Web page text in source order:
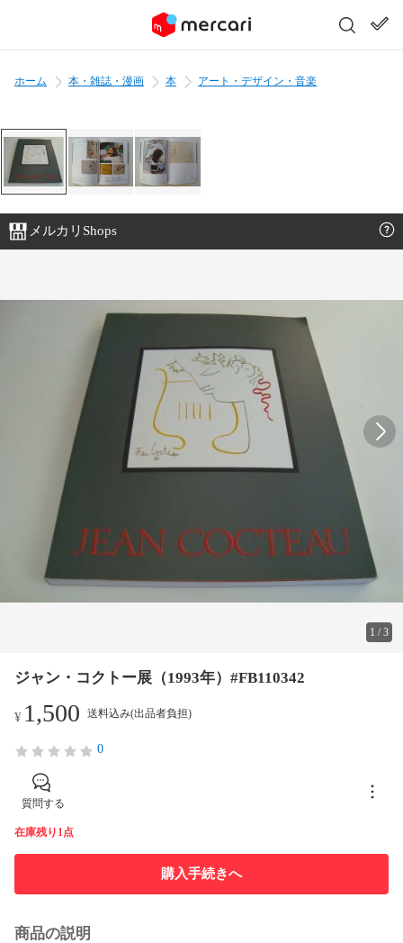
ホーム 本・雑誌・漫画 本 アート・デザイン・音楽
メルカリShops
1 /3
ジャン・コクトー展（1993年）#FB110342
¥ 1,500 送料込み(出品者負担)
0
質問する
在庫残り1点
購入手続きへ
商品の説明